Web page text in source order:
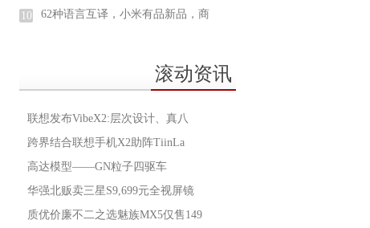
10 62种语言互译，小米有品新品，商
滚动资讯
联想发布VibeX2:层次设计、真八
跨界结合联想手机X2助阵TiinLa
高达模型——GN粒子四驱车
华强北贩卖三星S9,699元全视屏镜
质优价廉不二之选魅族MX5仅售149